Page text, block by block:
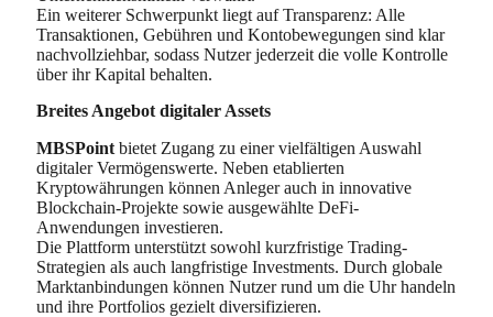
Ein weiterer Schwerpunkt liegt auf Transparenz: Alle
Transaktionen, Gebühren und Kontobewegungen sind klar
nachvollziehbar, sodass Nutzer jederzeit die volle Kontrolle
über ihr Kapital behalten.
Breites Angebot digitaler Assets
MBSPoint bietet Zugang zu einer vielfältigen Auswahl
digitaler Vermögenswerte. Neben etablierten
Kryptowährungen können Anleger auch in innovative
Blockchain-Projekte sowie ausgewählte DeFi-
Anwendungen investieren.
Die Plattform unterstützt sowohl kurzfristige Trading-
Strategien als auch langfristige Investments. Durch globale
Marktanbindungen können Nutzer rund um die Uhr handeln
und ihre Portfolios gezielt diversifizieren.